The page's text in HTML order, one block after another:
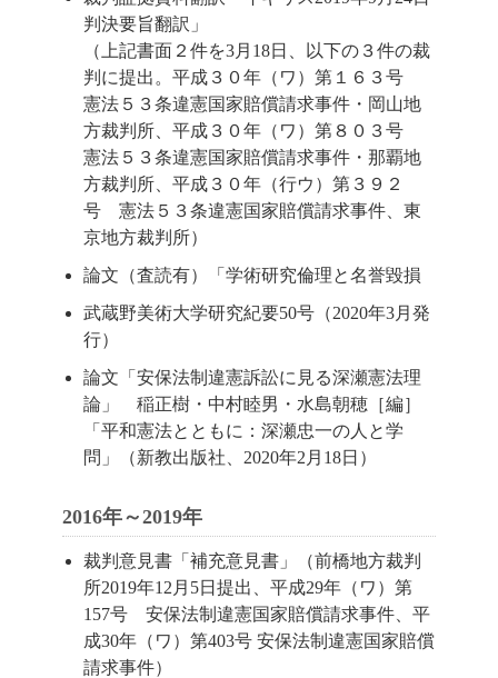
判決要旨翻訳」
（上記書面２件を3月18日、以下の３件の裁
判に提出。平成３０年（ワ）第１６３号
憲法５３条違憲国家賠償請求事件・岡山地
方裁判所、平成３０年（ワ）第８０３号
憲法５３条違憲国家賠償請求事件・那覇地
方裁判所、平成３０年（行ウ）第３９２
号 憲法５３条違憲国家賠償請求事件、東
京地方裁判所）
論文（査読有）「学術研究倫理と名誉毀損
武蔵野美術大学研究紀要50号（2020年3月発
行）
論文「安保法制違憲訴訟に見る深瀬憲法理
論」 稲正樹・中村睦男・水島朝穂［編］
「平和憲法とともに：深瀬忠一の人と学
問」（新教出版社、2020年2月18日）
2016年～2019年
裁判意見書「補充意見書」（前橋地方裁判
所2019年12月5日提出、平成29年（ワ）第
157号 安保法制違憲国家賠償請求事件、平
成30年（ワ）第403号 安保法制違憲国家賠償
請求事件）